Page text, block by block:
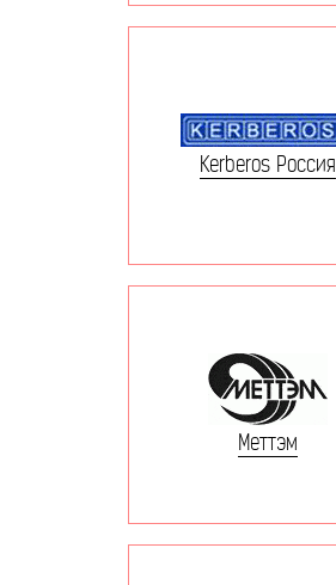
Kerberos Россия
Меттэм